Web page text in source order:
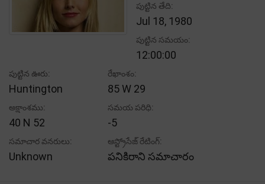
పుట్టిన తేది:
Jul 18, 1980
పుట్టిన సమయం:
12:00:00
పుట్టిన ఊరు:
Huntington
రేఖాంశం:
85 W 29
అక్షాంశము:
40 N 52
సమయ పరిధి:
-5
సమాచార వనరులు:
Unknown
ఆస్ట్రోసేజ్ రేటింగ్:
పనికిరాని సమాచారం